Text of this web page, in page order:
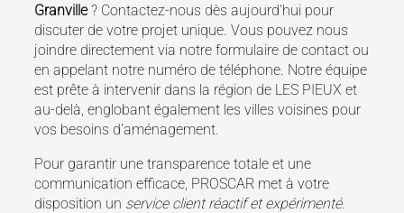
Granville? Contactez-nous dès aujourd'hui pour
discuter de votre projet unique. Vous pouvez nous
joindre directement via notre formulaire de contact ou
en appelant notre numéro de téléphone. Notre équipe
est prête à intervenir dans la région de LES PIEUX et
au-delà, englobant également les villes voisines pour
vos besoins d'aménagement.
Pour garantir une transparence totale et une
communication efficace, PROSCAR met à votre
disposition un service client réactif et expérimenté.